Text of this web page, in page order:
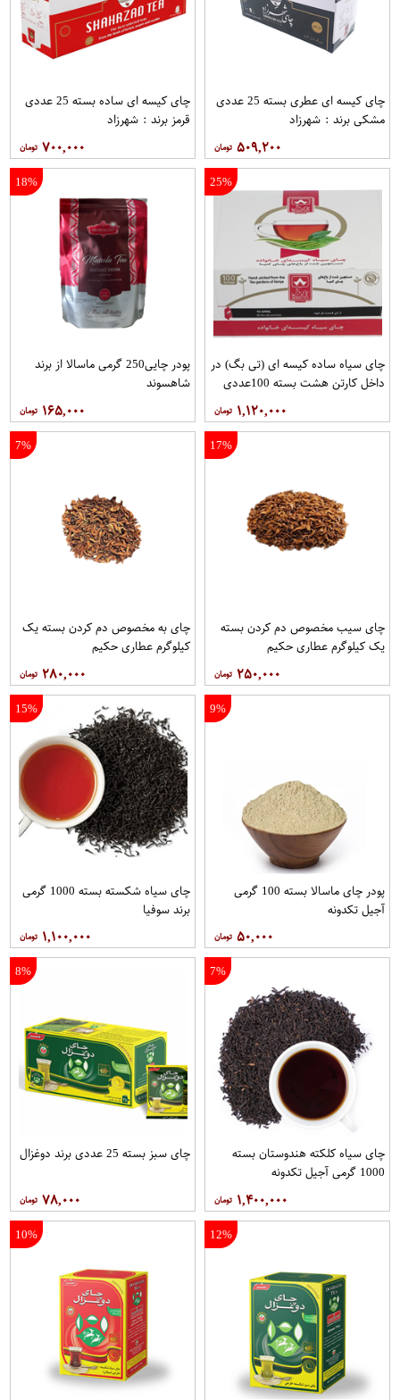
چای کیسه ای عطری بسته 25 عددی
مشکی برند : شهرزاد
۵۰۹,۲۰۰
چای کیسه ای ساده بسته 25 عددی
قرمز برند : شهرزاد
۷۰۰,۰۰۰
25%
چای سیاه ساده کیسه ای (تی بگ) در
داخل کارتن هشت بسته 100عددی
۱,۱۲۰,۰۰۰
18%
پودر چایی250 گرمی ماسالا از برند
شاهسوند
۱۶۵,۰۰۰
17%
چای سیب مخصوص دم کردن بسته
یک کیلوگرم عطاری حکیم
۲۵۰,۰۰۰
7%
چای به مخصوص دم کردن بسته یک
کیلوگرم عطاری حکیم
۲۸۰,۰۰۰
9%
پودر چای ماسالا بسته 100 گرمی
آجیل تکدونه
۵۰,۰۰۰
15%
چای سیاه شکسته بسته 1000 گرمی
برند سوفیا
۱,۱۰۰,۰۰۰
7%
چای سیاه کلکته هندوستان بسته
1000 گرمی آجیل تکدونه
۱,۴۰۰,۰۰۰
8%
چای سبز بسته 25 عددی برند دوغزال
۷۸,۰۰۰
12%
10%